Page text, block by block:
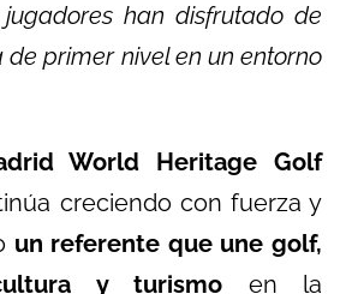
han disfrutado de
primer nivel en un entorno
World Heritage Golf
creciendo con fuerza y
un referente que une golf,
y turismo en la